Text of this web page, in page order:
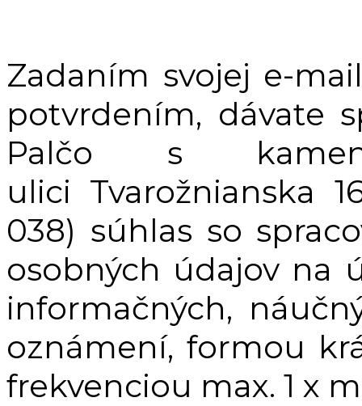
Zadaním svojej e-
potvrdením, dávate
Palčo s
ulici Tvarožnianska
038) súhlas so
osobných údajov na
informačných,
oznámení, formou
frekvenciou max. 1 x